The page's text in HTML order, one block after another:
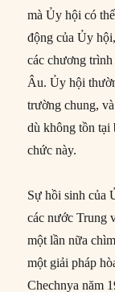
mà Ủy hội có
động của Ủy
các chương
Âu. Ủy hội
trường chung,
dù không tồn tại
chức này.
Sự hồi sinh của
các nước Trung
một lần nữa
một giải pháp
Chechnya năm